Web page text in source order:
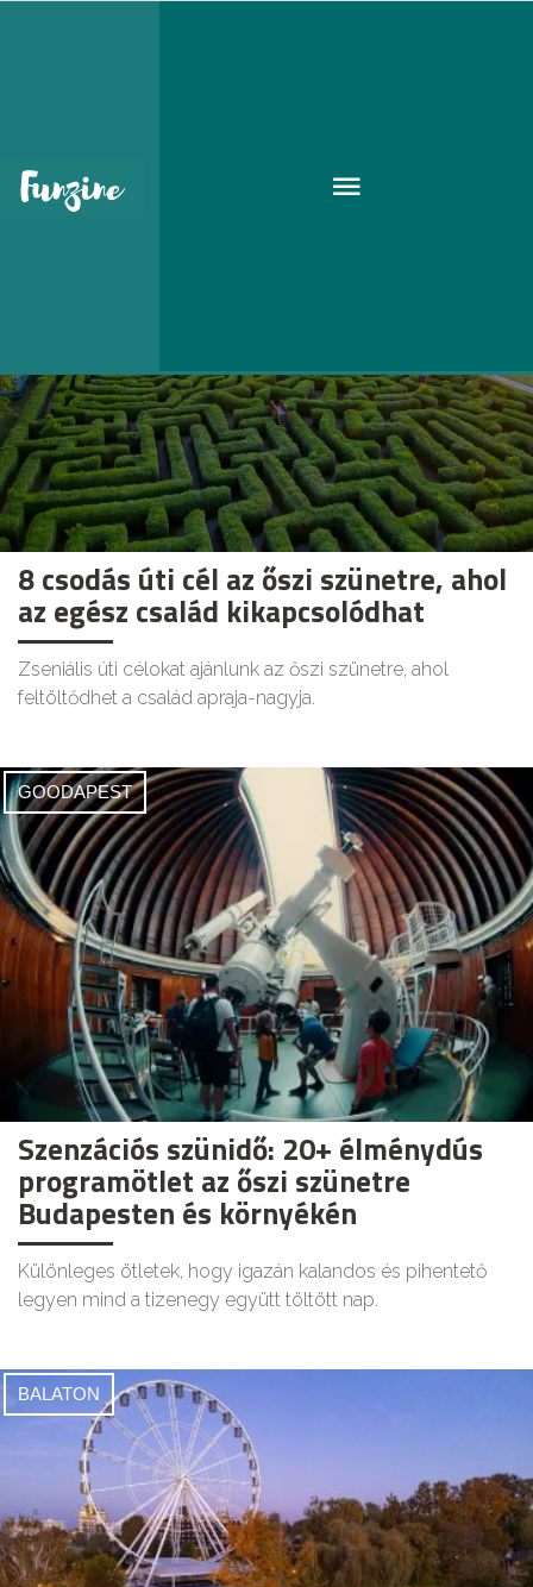
8 csodás úti cél az őszi szünetre, ahol
az egész család kikapcsolódhat
Zseniális úti célokat ajánlunk az őszi szünetre, ahol
feltöltődhet a család apraja-nagyja.
GOODAPEST
Szenzációs szünidő: 20+ élménydús
programötlet az őszi szünetre
Budapesten és környékén
Különleges ötletek, hogy igazán kalandos és pihentető
legyen mind a tizenegy együtt töltött nap.
BALATON